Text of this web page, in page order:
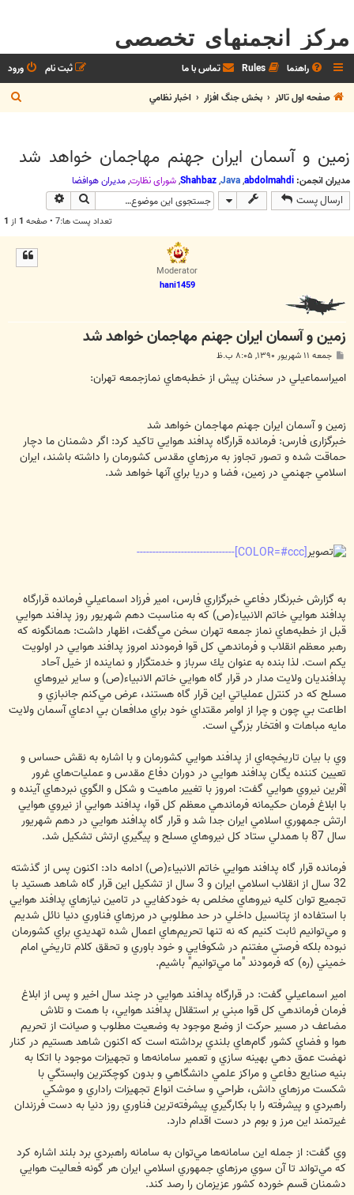
مرکز انجمنهای تخصصی
راهنما Rules تماس با ما ورود
ثبت نام
صفحه اول تالار
بخش جنگ افزار اخبار نظامي
س
زمين و آسمان ايران جهنم مهاجمان خواهد شد
مدیران انجمن: abdolmahdi
,
Java
,
Shahbaz
,شوراي نظارت,مديران هوافضا
ارسال پست جستجو
تعداد پست ها:7 • صفحه 1 از 1
Moderator
hani1459
زمين و آسمان ايران جهنم مهاجمان خواهد شد
ت
جمعه ۱۱ شهریور ۱۳۹۰, ۸:۰۵ ب.ظ
اميراسماعيلي در سخنان پيش از خطبه‌هاي نمازجمعه تهران:
زمين و آسمان ايران جهنم مهاجمان خواهد شد
خبرگزاری فارس: فرمانده قرارگاه پدافند هوايي تاكيد كرد: اگر دشمنان ما دچار
حماقت شده و تصور تجاوز به مرزهاي مقدس كشورمان را داشته باشند، ايران
اسلامي جهنمي در زمين، فضا و دريا براي آنها خواهد شد.
[COLOR=#ccc]-------------------------------
به گزارش خبرنگار دفاعي خبرگزاري فارس، امير فرزاد اسماعيلي فرمانده قرارگاه
پدافند هوايي خاتم الانبياء(ص) كه به مناسبت دهم شهريور روز پدافند هوايي
قبل از خطبه‌هاي نماز جمعه تهران سخن مي‌گفت، اظهار داشت: همانگونه كه
رهبر معظم انقلاب و فرماندهي كل قوا فرمودند امروز پدافند هوايي در اولويت
يكم است. لذا بنده به عنوان يك سرباز و خدمتگزار و نماينده از خيل آحاد
پدافنديان ولايت مدار در قرار گاه هوايي خاتم الانبياء(ص) و ساير نيروهاي
مسلح كه در كنترل عملياتي اين قرار گاه هستند، عرض مي‌كنم جانبازي و
اطاعت بي چون و چرا از اوامر مقتداي خود براي مدافعان بي ادعاي آسمان ولايت
مايه مباهات و افتخار بزرگي است.
وي با بيان تاريخچه‌اي از پدافند هوايي كشورمان و با اشاره به نقش حساس و
تعيين كننده يگان پدافند هوايي در دوران دفاع مقدس و عمليات‌هاي غرور
آفرين نيروي هوايي گفت: امروز با تغيير ماهيت و شكل و الگوي نبردهاي آينده و
با ابلاغ فرمان حكيمانه فرماندهي معظم كل قوا، پدافند هوايي از نيروي هوايي
ارتش جمهوري اسلامي ايران جدا شد و قرار گاه پدافند هوايي در دهم شهريور
سال 87 با همدلي ستاد كل نيروهاي مسلح و پيگيري ارتش تشكيل شد.
فرمانده قرار گاه پدافند هوايي خاتم الانبياء(ص) ادامه داد: اكنون پس از گذشته
32 سال از انقلاب اسلامي ايران و 3 سال از تشكيل اين قرار گاه شاهد هستيد با
تجميع توان كليه نيروهاي مخلص به خودكفايي در تامين نيازهاي پدافند هوايي
با استفاده از پتانسيل داخلي در حد مطلوبي در مرزهاي فناوري دنيا نائل شديم
و مي‌توانيم ثابت كنيم كه نه تنها تحريم‌هاي اعمال شده تهديدي براي كشورمان
نبوده بلكه فرصتي مغتنم در شكوفايي و خود باوري و تحقق كلام تاريخي امام
خميني (ره) كه فرمودند "ما مي‌توانيم" باشيم.
امير اسماعيلي گفت: در قرارگاه پدافند هوايي در چند سال اخير و پس از ابلاغ
فرمان فرماندهي كل قوا مبني بر استقلال پدافند هوايي، با همت و تلاش
مضاعف در مسير حركت از وضع موجود به وضعيت مطلوب و صيانت از تحريم
هوا و فضاي كشور گام‌هاي بلندي برداشته است كه اكنون شاهد هستيم در كنار
نهضت عمق دهي بهينه سازي و تعمير سامانه‌ها و تجهيزات موجود با اتكا به
بنيه صنايع دفاعي و مراكز علمي دانشگاهي و بدون كوچكترين وابستگي با
شكست مرزهاي دانش، طراحي و ساخت انواع تجهيزات راداري و موشكي
راهبردي و پيشرفته را با بكارگيري پيشرفته‌ترين فناوري روز دنيا به دست فرزندان
غيرتمند اين مرز و بوم در دست اقدام دارد.
وي گفت: از جمله اين سامانه‌ها مي‌توان به سامانه راهبردي برد بلند اشاره كرد
كه مي‌تواند تا آن سوي مرزهاي جمهوري اسلامي ايران هر گونه فعاليت هوايي
دشمنان قسم خورده كشور عزيزمان را رصد كند.